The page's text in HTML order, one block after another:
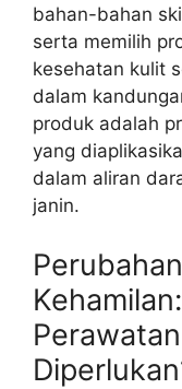
bahan-bahan
serta memilih
kesehatan kulit
dalam
produk adalah
yang
dalam aliran
janin.